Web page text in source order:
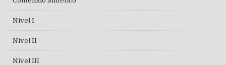
Nivel I
Nivel II
Nivel III